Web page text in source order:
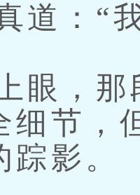
：“
，那
细节，
影。